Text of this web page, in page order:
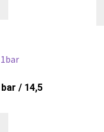
/ 14,5